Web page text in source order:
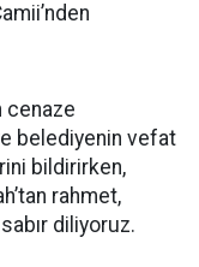
cenaze
belediyenin vefat
bildirirken,
rahmet,
diliyoruz.